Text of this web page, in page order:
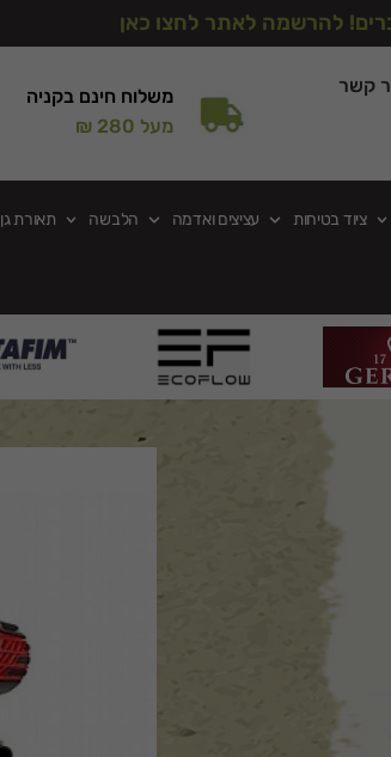
להרשמה לאתר לחצו כאן
קשר
משלוח חינם בקניה
מעל 280 ₪
ציוד בטיחות עציצים ואדמה הלבשה תאורת גן